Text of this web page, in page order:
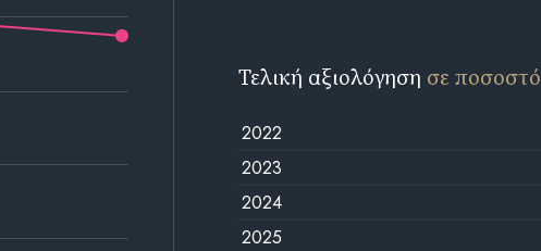
Τελική αξιολόγηση σε ποσοστό
2022
2023
2024
2025